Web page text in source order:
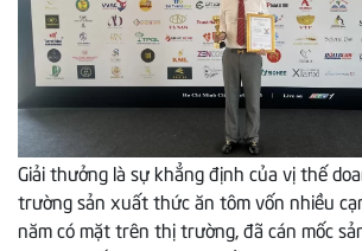
Giải thưởng là sự khẳng định của vị thế
trường sản xuất thức ăn tôm vốn nhiều
năm có mặt trên thị trường, đã cán mốc